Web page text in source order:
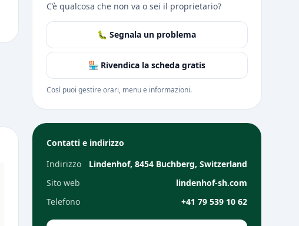
C’è qualcosa che non va o sei il proprietario?
🐛 Segnala un problema
🏪 Rivendica la scheda gratis
Così puoi gestire orari, menu e informazioni.
Contatti e indirizzo
Indirizzo
Lindenhof, 8454 Buchberg, Switzerland
Sito web
lindenhof-sh.com
Telefono
+41 79 539 10 62